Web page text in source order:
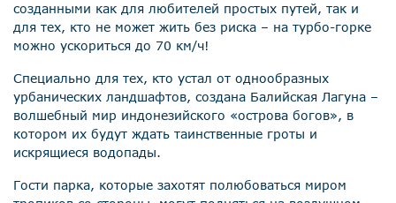
созданными как для любителей простых путей, так и
для тех, кто не может жить без риска – на турбо-горке
можно ускориться до 70 км/ч!
Специально для тех, кто устал от однообразных
урбанических ландшафтов, создана Балийская Лагуна –
волшебный мир индонезийского «острова богов», в
котором их будут ждать таинственные гроты и
искрящиеся водопады.
Гости парка, которые захотят полюбоваться миром